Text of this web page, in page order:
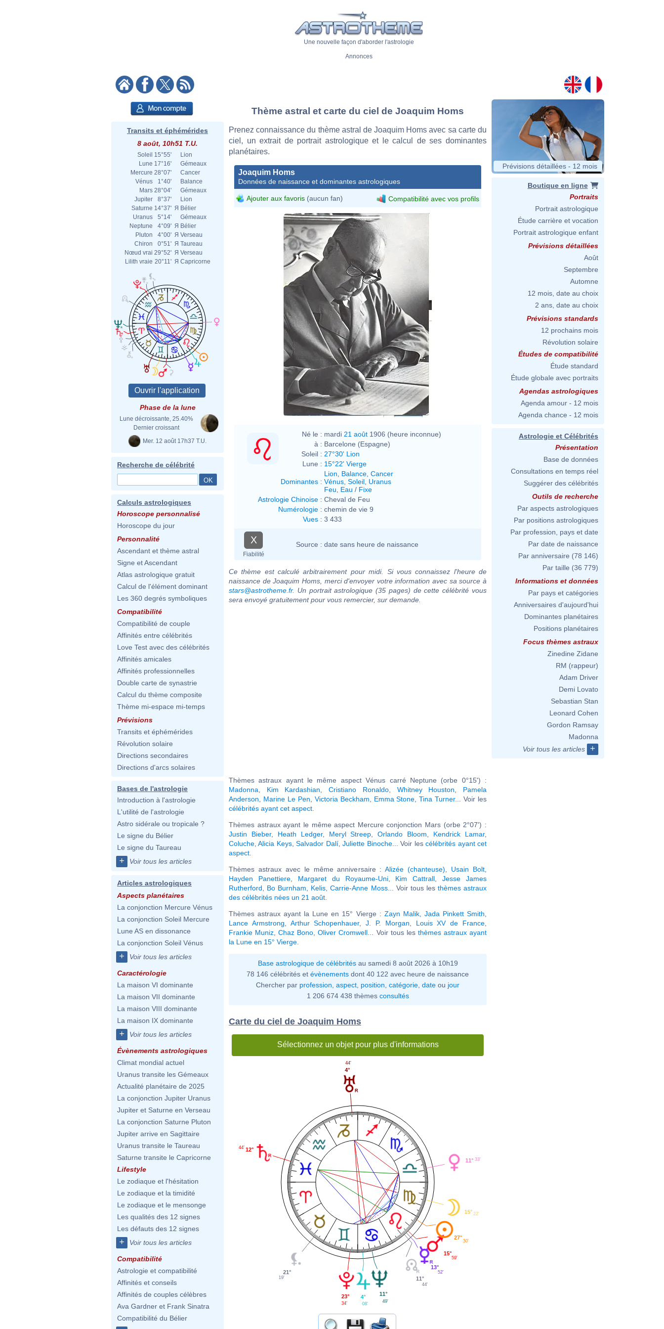
Une nouvelle façon d'aborder l'astrologie
Annonces
Transits et éphémérides
8 août, 10h51 T.U.
Soleil 15°55'
Lion
Lune 17°16'
Gémeaux
Mercure 28°07'
Cancer
Vénus
1°40'
Balance
Mars 28°04'
Gémeaux
Jupiter
8°37'
Lion
Saturne 14°37' Я Bélier
Uranus
5°14'
Gémeaux
Neptune
4°09' Я Bélier
Pluton
4°00' Я Verseau
Chiron
0°51' Я Taureau
Nœud vrai 29°52' Я Verseau
Lilith vraie 20°11' Я Capricorne
Phase de la lune
Lune décroissante, 25.40%
Dernier croissant
Mer. 12 août 17h37 T.U.
Recherche de célébrité
Calculs astrologiques
Horoscope personnalisé
Horoscope du jour
Personnalité
Ascendant et thème astral
Signe et Ascendant
Atlas astrologique gratuit
Calcul de l'élément dominant
Les 360 degrés symboliques
Compatibilité
Compatibilité de couple
Affinités entre célébrités
Love Test avec des célébrités
Affinités amicales
Affinités professionnelles
Double carte de synastrie
Calcul du thème composite
Thème mi-espace mi-temps
Prévisions
Transits et éphémérides
Révolution solaire
Directions secondaires
Directions d'arcs solaires
Bases de l'astrologie
Introduction à l'astrologie
L'utilité de l'astrologie
Astro sidérale ou tropicale ?
Le signe du Bélier
Le signe du Taureau
+ Voir tous les articles
Articles astrologiques
Aspects planétaires
La conjonction Mercure Vénus
La conjonction Soleil Mercure
Lune AS en dissonance
La conjonction Soleil Vénus
+ Voir tous les articles
Caractérologie
La maison VI dominante
La maison VII dominante
La maison VIII dominante
La maison IX dominante
+ Voir tous les articles
Évènements astrologiques
Climat mondial actuel
Uranus transite les Gémeaux
Actualité planétaire de 2025
La conjonction Jupiter Uranus
Jupiter et Saturne en Verseau
La conjonction Saturne Pluton
Jupiter arrive en Sagittaire
Uranus transite le Taureau
Saturne transite le Capricorne
Lifestyle
Le zodiaque et l'hésitation
Le zodiaque et la timidité
Le zodiaque et le mensonge
Les qualités des 12 signes
Les défauts des 12 signes
+ Voir tous les articles
Compatibilité
Astrologie et compatibilité
Affinités et conseils
Affinités de couples célèbres
Ava Gardner et Frank Sinatra
Compatibilité du Bélier
Thème astral et carte du ciel de Joaquim Homs
Prenez connaissance du thème astral de Joaquim Homs avec sa carte du
ciel, un extrait de portrait astrologique et le calcul de ses dominantes
planétaires.
Joaquim Homs
Données de naissance et dominantes astrologiques
Ajouter aux favoris (aucun fan) Compatibilité avec vos profils
Né le : mardi 21 août 1906 (heure inconnue)
à : Barcelone (Espagne)
Soleil : 27°30' Lion
Lune : 15°22' Vierge
Dominantes :
Lion Balance Cancer
Vénus Soleil Uranus
Feu
Eau / Fixe
Astrologie Chinoise : Cheval de Feu
Numérologie : chemin de vie 9
Vues : 3 433
X
Fiabilité
Source : date sans heure de naissance
Ce thème est calculé arbitrairement pour midi. Si vous connaissez l'heure de
naissance de Joaquim Homs, merci d'envoyer votre information avec sa source à
stars@astrotheme.fr. Un portrait astrologique (35 pages) de cette célébrité vous
sera envoyé gratuitement pour vous remercier, sur demande.
Thèmes astraux ayant le même aspect Vénus carré Neptune (orbe 0°15') :
Madonna
Kim Kardashian ,Cristiano Ronaldo, Whitney Houston
Pamela
Anderson
Marine Le Pen Victoria Beckham Emma Stone ,Tina Turner... Voir les
célébrités ayant cet aspect
Thèmes astraux ayant le même aspect Mercure conjonction Mars (orbe 2°07') :
Justin Bieber, Heath Ledger, Meryl Streep ,Orlando Bloom Kendrick Lamar,
Coluche ,Alicia Keys,Salvador Dalí,Juliette Binoche... Voir lescélébrités ayant cet
aspect
Thèmes astraux avec le même anniversaire :Alizée (chanteuse) Usain Bolt
Hayden Panettiere, Margaret du Royaume-Uni, Kim Cattrall ,Jesse James
Rutherford
Bo Burnham Kelis ,Carrie-Anne Moss... Voir tous les thèmes astraux
des célébrités nées un 21 août
Thèmes astraux ayant la Lune en 15° Vierge : Zayn Malik, Jada Pinkett Smith
Lance Armstrong
Arthur Schopenhauer,J. P. Morgan Louis XV de France
Frankie Muniz ,Chaz Bono ,Oliver Cromwell ... Voir tous les thèmes astraux ayant
la Lune en 15° Vierge
Base astrologique de célébritésau samedi 8 août 2026 à 10h19
78 146 célébrités et évènements dont 40 122 avec heure de naissance
Chercher par profession aspect position catégorie date ou jour
1 206 674 438 thèmes consultés
Carte du ciel de Joaquim Homs
Sélectionnez un objet pour plus d'informations
11° 33'
4°
44'
12°
44'
21°
19'
23°
34'
4°
08'
11°
49'
11°
44'
13°
52'
15°
59'
27°
30'
15° 22'
Prévisions détaillées - 12 mois
Boutique en ligne
Portraits
Portrait astrologique
Étude carrière et vocation
Portrait astrologique enfant
Prévisions détaillées
Août
Septembre
Automne
12 mois, date au choix
2 ans, date au choix
Prévisions standards
12 prochains mois
Révolution solaire
Études de compatibilité
Étude standard
Étude globale avec portraits
Agendas astrologiques
Agenda amour - 12 mois
Agenda chance - 12 mois
Astrologie et Célébrités
Présentation
Base de données
Consultations en temps réel
Suggérer des célébrités
Outils de recherche
Par aspects astrologiques
Par positions astrologiques
Par profession, pays et date
Par date de naissance
Par anniversaire (78 146)
Par taille (36 779)
Informations et données
Par pays et catégories
Anniversaires d'aujourd'hui
Dominantes planétaires
Positions planétaires
Focus thèmes astraux
Zinedine Zidane
RM (rappeur)
Adam Driver
Demi Lovato
Sebastian Stan
Leonard Cohen
Gordon Ramsay
Madonna
Voir tous les articles
+